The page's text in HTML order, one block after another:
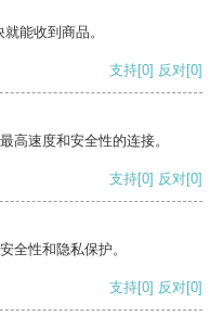
能收到商品。
支持[0] 反对[0]
高速度和安全性的连接。
支持[0] 反对[0]
全性和隐私保护。
支持[0] 反对[0]